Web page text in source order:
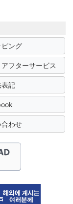
ング
フターサービス
記
わせ